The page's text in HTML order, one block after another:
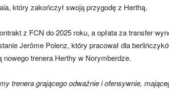
który zakończył swoją przygodę z Herthą.
z FCN do 2025 roku, a opłata za transfer
Jerôme Polenz, który pracował dla
nowego trenera Herthy w Norymberdze.
trenera grającego odważnie i ofensywnie,